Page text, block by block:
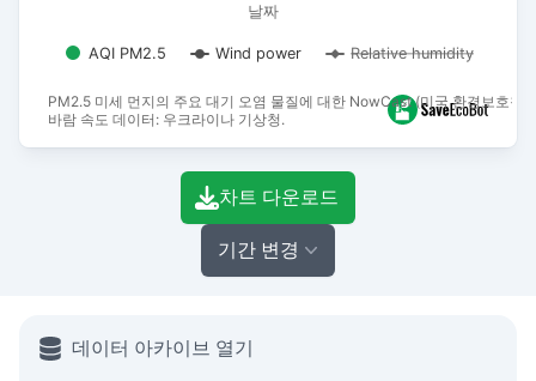
PM2.5 미세 먼지의 주요 대기 오염 물질에 대한 NowCast (미국 환경보호청
바람 속도 데이터: 우크라이나 기상청.
날짜
AQI PM2.5 Wind power Relative humidity
End of interactive chart.
차트 다운로드
기간 변경
데이터 아카이브 열기